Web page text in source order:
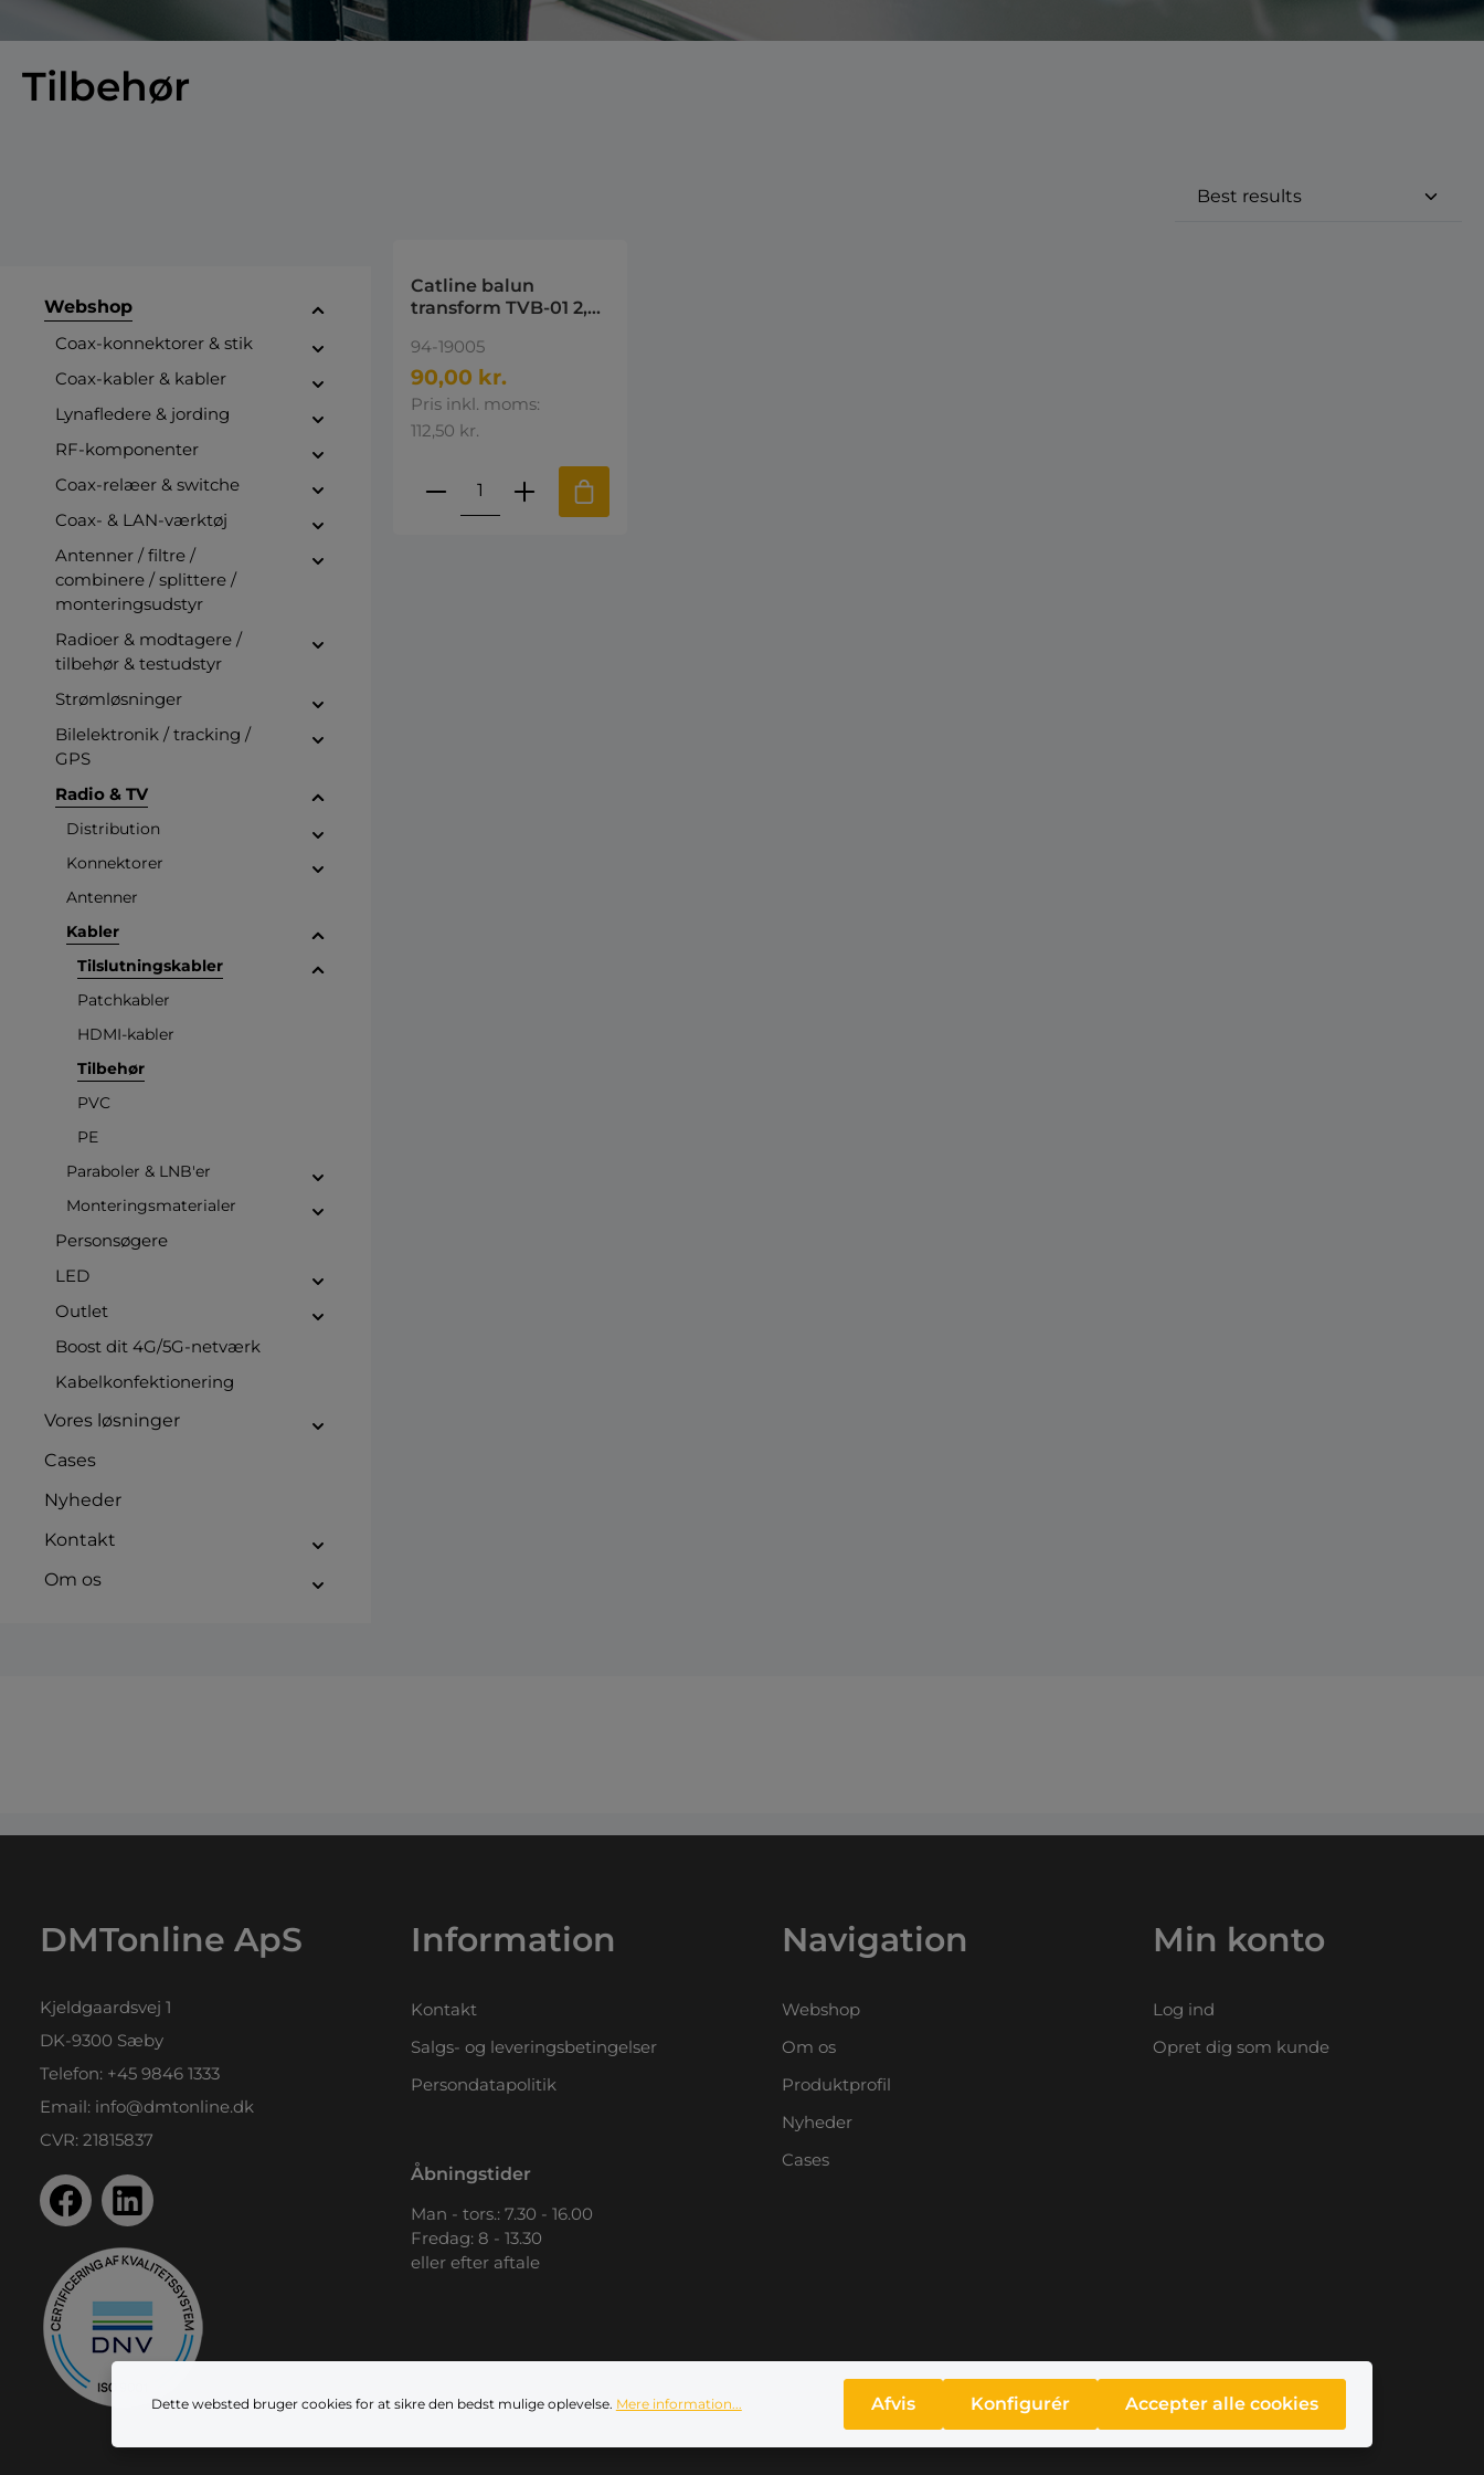
Tilbehør
Webshop
Coax-konnektorer & stik
Coax-kabler & kabler
Lynafledere & jording
RF-komponenter
Coax-relæer & switche
Coax- & LAN-værktøj
Antenner / filtre /
combinere / splittere /
monteringsudstyr
Radioer & modtagere /
tilbehør & testudstyr
Strømløsninger
Bilelektronik / tracking /
GPS
Radio & TV
Distribution
Konnektorer
Antenner
Kabler
Tilslutningskabler
Patchkabler
HDMI-kabler
Tilbehør
PVC
PE
Paraboler & LNB'er
Monteringsmaterialer
Personsøgere
LED
Outlet
Boost dit 4G/5G-netværk
Kabelkonfektionering
Vores løsninger
Cases
Nyheder
Kontakt
Om os
Catline balun
transform TVB-01 2,0
hane 2m
94-19005
90,00 kr.
Pris inkl. moms:
112,50 kr.
Produktmængde: Indtast den ønskede mængde eller brug knapperne til at øge
DMTonline ApS
Kjeldgaardsvej 1
DK-9300 Sæby
Telefon: +45 9846 1333
Email: info@dmtonline.dk
CVR: 21815837
Information
Kontakt
Salgs- og leveringsbetingelser
Persondatapolitik
Åbningstider
Man - tors.: 7.30 - 16.00
Fredag: 8 - 13.30
eller efter aftale
Navigation
Webshop
Om os
Produktprofil
Nyheder
Cases
Min konto
Log ind
Opret dig som kunde
Dette websted bruger cookies for at sikre den bedst mulige oplevelse. Mere information... Afvis Konfigurér Accepter alle cookies